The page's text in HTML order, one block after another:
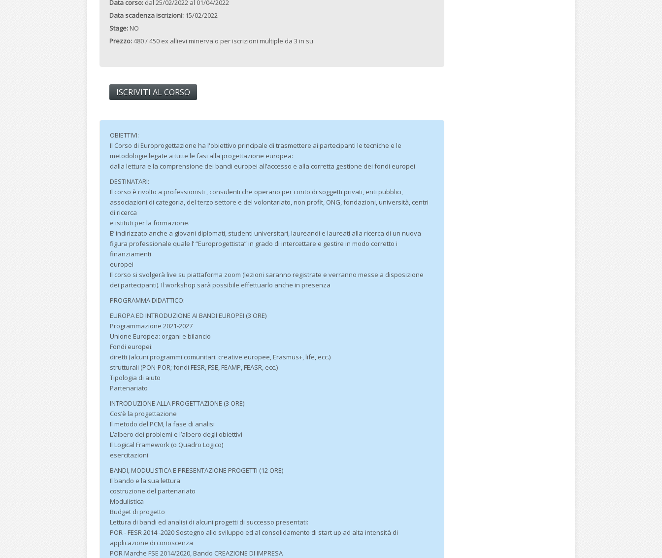
Data corso: dal 25/02/2022 al 01/04/2022
Data scadenza iscrizioni: 15/02/2022
Stage: NO
Prezzo:480 / 450 ex allievi minerva o per iscrizioni multiple da 3 in su
ISCRIVITI AL CORSO
OBIETTIVI:
Il Corso di Europrogettazione ha l'obiettivo principale di trasmettere ai partecipanti le tecniche e le
metodologie legate a tutte le fasi alla progettazione europea:
dalla lettura e la comprensione dei bandi europei all’accesso e alla corretta gestione dei fondi europei
DESTINATARI:
Il corso è rivolto a professionisti , consulenti che operano per conto di soggetti privati, enti pubblici,
associazioni di categoria, del terzo settore e del volontariato, non profit, ONG, fondazioni, università, centri
di ricerca
e istituti per la formazione.
E’ indirizzato anche a giovani diplomati, studenti universitari, laureandi e laureati alla ricerca di un nuova
figura professionale quale l’ “Europrogettista” in grado di intercettare e gestire in modo corretto i
finanziamenti
europei
Il corso si svolgerà live su piattaforma zoom (lezioni saranno registrate e verranno messe a disposizione
dei partecipanti). Il workshop sarà possibile effettuarlo anche in presenza
PROGRAMMA DIDATTICO:
EUROPA ED INTRODUZIONE AI BANDI EUROPEI (3 ORE)
Programmazione 2021-2027
Unione Europea: organi e bilancio
Fondi europei:
diretti (alcuni programmi comunitari: creative europee, Erasmus+, life, ecc.)
strutturali (PON-POR; fondi FESR, FSE, FEAMP, FEASR, ecc.)
Tipologia di aiuto
Partenariato
INTRODUZIONE ALLA PROGETTAZIONE (3 ORE)
Cos’è la progettazione
Il metodo del PCM, la fase di analisi
L’albero dei problemi e l’albero degli obiettivi
Il Logical Framework (o Quadro Logico)
esercitazioni
BANDI, MODULISTICA E PRESENTAZIONE PROGETTI (12 ORE)
Il bando e la sua lettura
costruzione del partenariato
Modulistica
Budget di progetto
Lettura di bandi ed analisi di alcuni progetti di successo presentati:
POR - FESR 2014 -2020 Sostegno allo sviluppo ed al consolidamento di start up ad alta intensità di
applicazione di conoscenza
POR Marche FSE 2014/2020, Bando CREAZIONE DI IMPRESA